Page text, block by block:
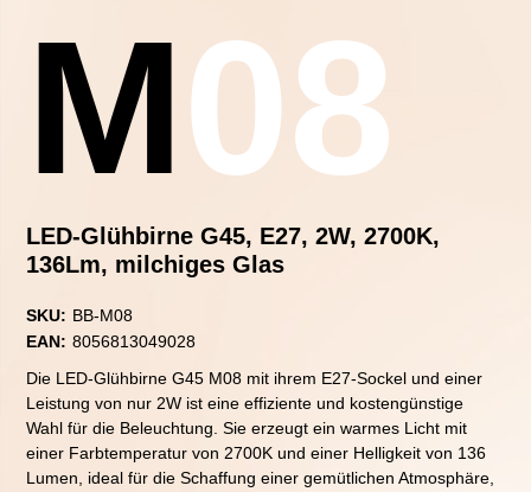
M08
LED-Glühbirne G45, E27, 2W, 2700K,
136Lm, milchiges Glas
SKU: BB-M08
EAN: 8056813049028
Die LED-Glühbirne G45 M08 mit ihrem E27-Sockel und einer
Leistung von nur 2W ist eine effiziente und kostengünstige
Wahl für die Beleuchtung. Sie erzeugt ein warmes Licht mit
einer Farbtemperatur von 2700K und einer Helligkeit von 136
Lumen, ideal für die Schaffung einer gemütlichen Atmosphäre,